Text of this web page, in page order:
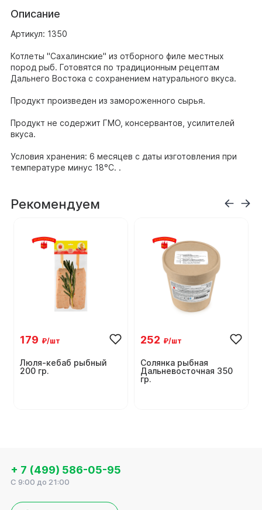
Описание
Артикул: 1350
Котлеты "Сахалинские" из отборного филе местных
пород рыб. Готовятся по традиционным рецептам
Дальнего Востока с сохранением натурального вкуса.
Продукт произведен из замороженного сырья.
Продукт не содержит ГМО, консервантов, усилителей
вкуса.
Условия хранения: 6 месяцев с даты изготовления при
температуре минус 18°С. .
Рекомендуем
179 ₽/шт
Люля-кебаб рыбный
200 гр.
252 ₽/шт
Солянка рыбная
Дальневосточная 350
гр.
+ 7 (499) 586-05-95
C 9:00 до 21:00